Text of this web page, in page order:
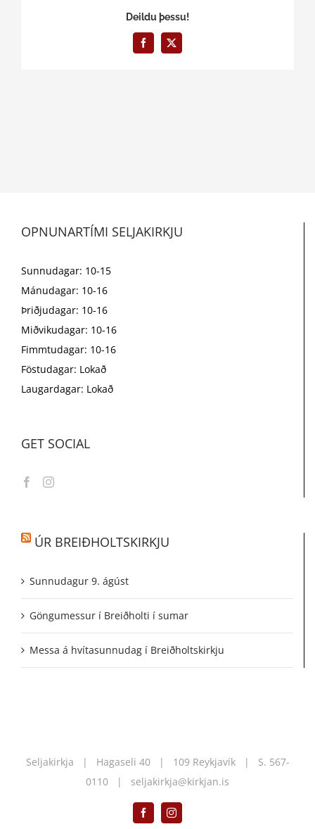
Deildu þessu!
Facebook
X
OPNUNARTÍMI SELJAKIRKJU
Sunnudagar: 10-15
Mánudagar: 10-16
Þriðjudagar: 10-16
Miðvikudagar: 10-16
Fimmtudagar: 10-16
Föstudagar: Lokað
Laugardagar: Lokað
GET SOCIAL
ÚR BREIÐHOLTSKIRKJU
Sunnudagur 9. ágúst
Göngumessur í Breiðholti í sumar
Messa á hvítasunnudag í Breiðholtskirkju
Seljakirkja | Hagaseli 40 | 109 Reykjavík | S. 567-
0110 | seljakirkja@kirkjan.is
FacebookInstagram